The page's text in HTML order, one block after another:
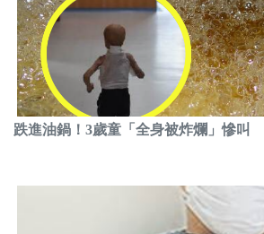
跌進油鍋！3歲童「全身被炸爛」慘叫